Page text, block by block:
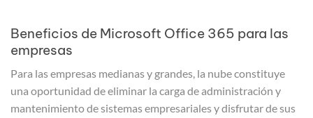
Beneficios de Microsoft Office 365 para las
empresas
Para las empresas medianas y grandes, la nube constituye
una oportunidad de eliminar la carga de administración y
mantenimiento de sistemas empresariales y disfrutar de sus